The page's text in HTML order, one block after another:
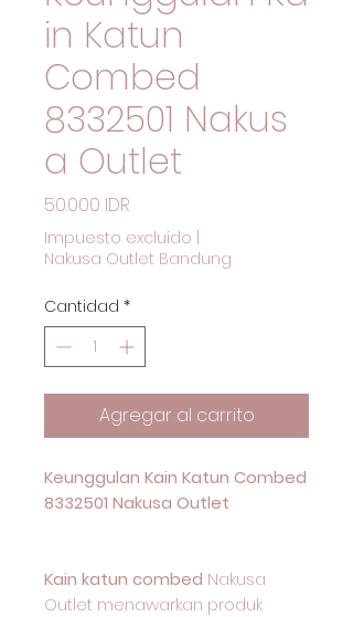
in Katun
Combed
8332501 Nakus
a Outlet
50.000 IDR
Impuesto excluido
Nakusa Outlet Bandung
Cantidad *
Agregar al carrito
Keunggulan Kain Katun Combed
8332501 Nakusa Outlet
Kain katun combed Nakusa
Outlet menawarkan produk